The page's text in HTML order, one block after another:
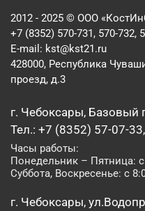
2012 - 2025 © ООО
+7 (8352) 570-731, 570-732,
E-mail: kst@kst21.ru
428000, Республика
проезд, д.3
г. Чебоксары, Базовый
Тел.: +7 (8352) 57-07-
Часы работы:
Понедельник – Пятница:
Суббота, Воскресенье: с
г. Чебоксары,